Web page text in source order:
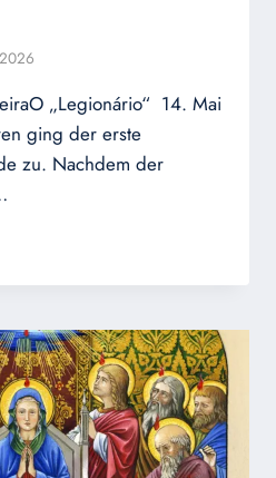
„Legionário“ 14. Mai
ging der erste
zu. Nachdem der